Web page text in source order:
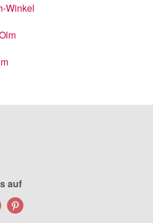
Winkel
auf